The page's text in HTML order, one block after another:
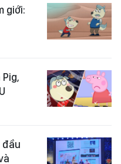
giới:
đầu